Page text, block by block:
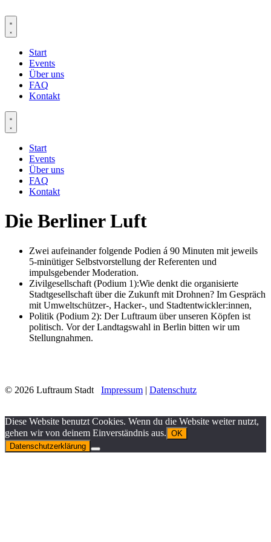
Inhalt
springen
Start
Events
Über uns
FAQ
Kontakt
Start
Events
Über uns
FAQ
Kontakt
Die Berliner Luft
Zwei aufeinander folgende Podien á 90 Minuten mit jeweils
5-minütiger Selbstvorstellung der Referenten und
impulsgebender Moderation.
Zivilgesellschaft (Podium 1):Wie denkt die organisierte
Stadtgesellschaft über die Zukunft mit Drohnen? Im Gespräch
mit Umweltschützer-, Hacker-, und Stadtentwickler:innen,
Politik (Podium 2): Der Luftraum über unseren Köpfen ist
politisch. Vor der Landtagswahl in Berlin bitten wir um
Stellungnahmen.
© 2026 Luftraum Stadt Impressum | Datenschutz
Diese Website benutzt Cookies. Wenn du die Website weiter nutzt,
gehen wir von deinem Einverständnis aus. OK
Datenschutzerklärung